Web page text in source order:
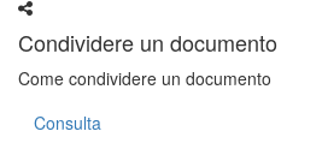
Condividere un documento
Come condividere un documento
Consulta